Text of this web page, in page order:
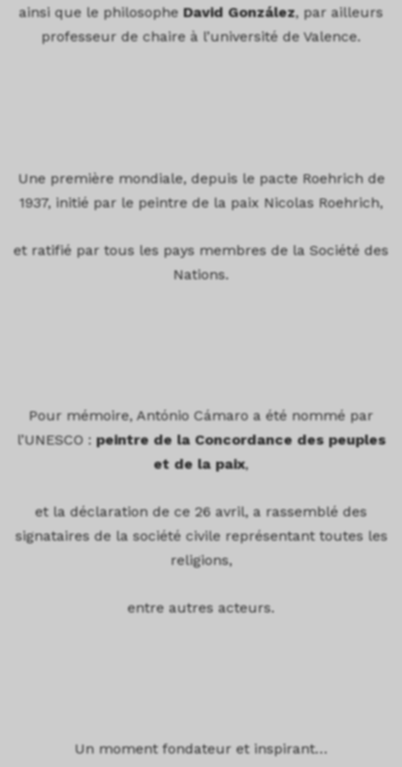
ainsi que le philosophe David González, par ailleurs
professeur de chaire à l’université de Valence.
Une première mondiale, depuis le pacte Roehrich de
1937, initié par le peintre de la paix Nicolas Roehrich,
et ratifié par tous les pays membres de la Société des
Nations.
Pour mémoire, António Cámaro a été nommé par
l’UNESCO : peintre de la Concordance des peuples
et de la paix,
et la déclaration de ce 26 avril, a rassemblé des
signataires de la société civile représentant toutes les
religions,
entre autres acteurs.
Un moment fondateur et inspirant…